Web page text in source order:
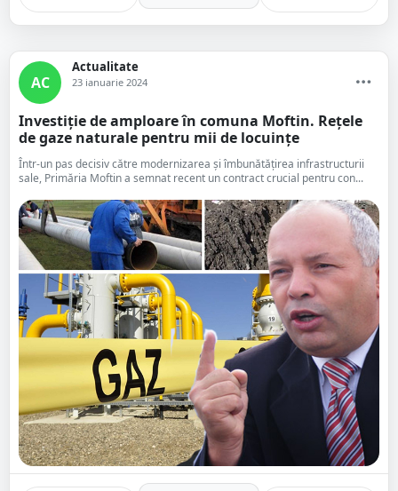
AC
Actualitate
23 ianuarie 2024
Investiție de amploare în comuna Moftin. Rețele
de gaze naturale pentru mii de locuințe
Într-un pas decisiv către modernizarea și îmbunătățirea infrastructurii
sale, Primăria Moftin a semnat recent un contract crucial pentru con...